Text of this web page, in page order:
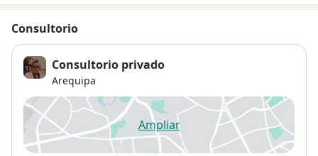
Consultorio
Consultorio privado
Arequipa
Ampliarse abre en una nueva